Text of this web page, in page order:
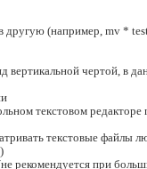
другую (например, mv *
вертикальной чертой, в
текстовом
текстовые файлы
рекомендуется при